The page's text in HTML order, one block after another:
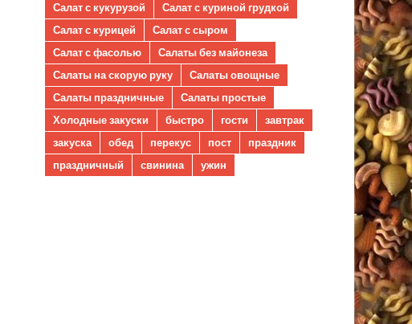
Салат с кукурузой
Салат с куриной грудкой
Салат с курицей
Салат с сыром
Салат с фасолью
Салаты без майонеза
Салаты на скорую руку
Салаты овощные
Салаты праздничные
Салаты простые
Холодные закуски
быстро гости
завтрак
закуска
обед перекус пост
праздник
праздничный
свинина ужин